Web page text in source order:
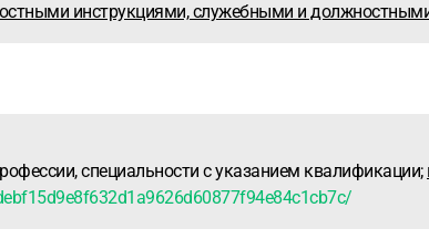
инструкциями, служебными и
специальности с указанием квалификации;